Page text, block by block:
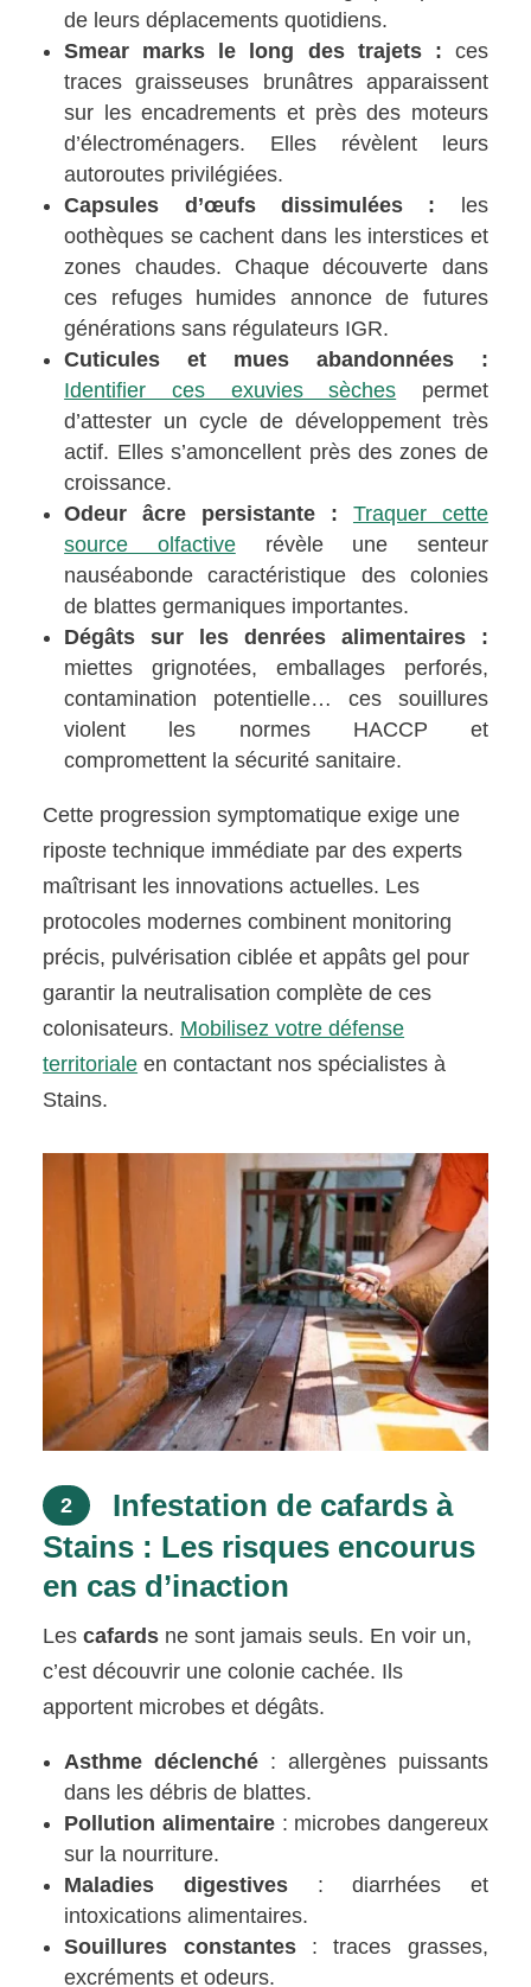
de leurs déplacements quotidiens.
Smear marks le long des trajets : ces
traces graisseuses brunâtres apparaissent
sur les encadrements et près des moteurs
d’électroménagers. Elles révèlent leurs
autoroutes privilégiées.
Capsules d’œufs dissimulées : les
oothèques se cachent dans les interstices et
zones chaudes. Chaque découverte dans
ces refuges humides annonce de futures
générations sans régulateurs IGR.
Cuticules et mues abandonnées :
Identifier ces exuvies sèches permet
d’attester un cycle de développement très
actif. Elles s’amoncellent près des zones de
croissance.
Odeur âcre persistante :
Traquer cette
source olfactiverévèle une senteur
nauséabonde caractéristique des colonies
de blattes germaniques importantes.
Dégâts sur les denrées alimentaires :
miettes grignotées, emballages perforés,
contamination potentielle… ces souillures
violent les normes HACCP et
compromettent la sécurité sanitaire.
Cette progression symptomatique exige une
riposte technique immédiate par des experts
maîtrisant les innovations actuelles. Les
protocoles modernes combinent monitoring
précis, pulvérisation ciblée et appâts gel pour
garantir la neutralisation complète de ces
colonisateurs. Mobilisez votre défense
territoriale en contactant nos spécialistes à
Stains.
2
Infestation de cafards à
Stains : Les risques encourus
en cas d’inaction
Lescafards ne sont jamais seuls. En voir un,
c’est découvrir une colonie cachée. Ils
apportent microbes et dégâts.
Asthme déclenché : allergènes puissants
dans les débris de blattes.
Pollution alimentaire: microbes dangereux
sur la nourriture.
Maladies digestives: diarrhées et
intoxications alimentaires.
Souillures constantes: traces grasses,
excréments et odeurs.